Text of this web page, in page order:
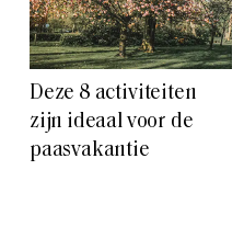
Deze 8 activiteiten
zijn ideaal voor de
paasvakantie